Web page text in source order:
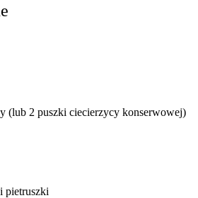
(lub 2 puszki ciecierzycy konserwowej)
pietruszki